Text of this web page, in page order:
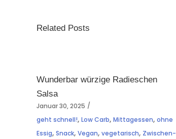
Related Posts
Wunderbar würzige Radieschen
Salsa
Januar 30, 2025
geht schnell!, Low Carb, Mittagessen, ohne
Essig, Snack, Vegan, vegetarisch, Zwischen-